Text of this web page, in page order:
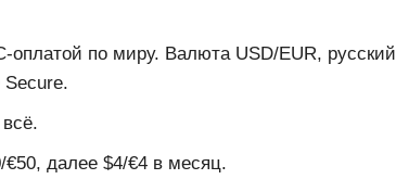
оплатой по миру. Валюта USD/EUR, русский
Secure.
далее $4/€4 в месяц.